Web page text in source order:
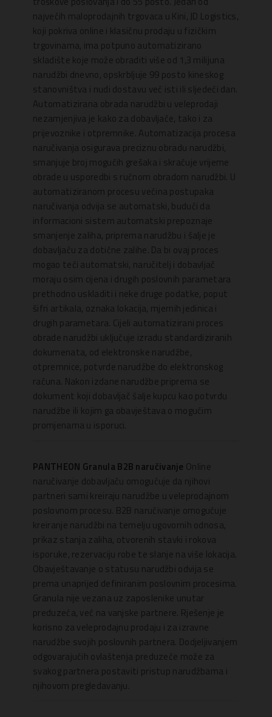
najvećih maloprodajnih trgovaca u Kini, JD Logistics,
koji pokriva online i klasičnu prodaju u fizičkim
trgovinama, ima potpuno automatizirano
skladište koje može obraditi više od 1,3 milijuna
narudžbi dnevno, opskrbljuje 99 posto kineskog
stanovništva i nudi dostavu već isti ili sljedeći dan.
Automatizirana obrada narudžbi u veleprodaji
nezamjenjiva je kako za dobavljače, tako i za
prijevoznike i otpremnike. Automatizacija procesa
naručivanja osigurava preciznu obradu narudžbi,
smanjuje broj mogućih grešaka i skraćuje vrijeme
obrade u usporedbi s ručnom obradom narudžbi. U
automatiziranom procesu većina postupaka
naručivanja odvija se automatski, budući da
informacioni sistem automatski prepoznaje
smanjenje zaliha, priprema narudžbu i šalje je
dobavljaču za dotične zalihe. Da bi ovaj proces
mogao teći automatski, naručitelj i dobavljač
moraju osim cijena i drugih poslovnih parametara
prethodno uskladiti i neke druge podatke, poput
šifri artikala, oznaka lokacija, mjernih jedinica i
drugih parametara. Cijeli automatizirani proces
obrade narudžbi uključuje izradu standardiziranih
dokumenata, od elektronske narudžbe,
otpremnice, potvrde narudžbe do elektronskog
računa. Nakon izdane narudžbe priprema se
dokument koji dobavljač šalje kupcu kao potvrdu
narudžbe ili kojim ga obavještava o mogućim
promjenama u isporuci.
PANTHEON Granula B2B naručivanje Online
naručivanje dobavljaču omogućuje da njihovi
partneri sami kreiraju narudžbe u veleprodajnom
poslovnom procesu. B2B naručivanje omogućuje
kreiranje narudžbi na temelju ugovornih odnosa,
prikaz stanja zaliha, otvorenih stavki i rokova
isporuke, rezervaciju robe te slanje na više lokacija.
Obavještavanje o statusu narudžbi odvija se
prema unaprijed definiranim poslovnim procesima.
Granula nije vezana uz zaposlenike unutar
preduzeća, već na vanjske partnere. Rješenje je
korisno za veleprodajnu prodaju i za izravne
narudžbe svojih poslovnih partnera. Dodjeljivanjem
odgovarajućih ovlaštenja preduzeće može za
svakog partnera postaviti pristup narudžbama i
njihovom pregledavanju.